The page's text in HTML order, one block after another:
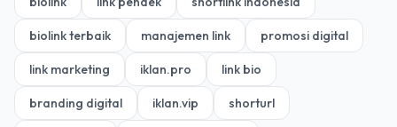
biolink terbaik manajemen link promosi digital
link marketing iklan.pro link bio
branding digital iklan.vip shorturl